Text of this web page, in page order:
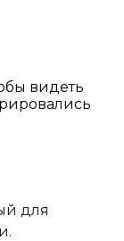
видеть
для